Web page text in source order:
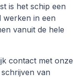
is het schip een
werken in een
vanuit de hele
contact met onze
van